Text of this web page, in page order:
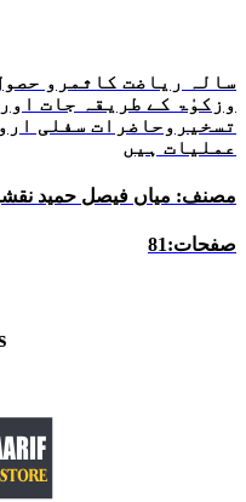
وزکوٰۃ کے طریقہ جات
تسخیروحاضرات سفلی
عملیات ہیں
مصنف: میاں فیصل حمید
صفحات:81